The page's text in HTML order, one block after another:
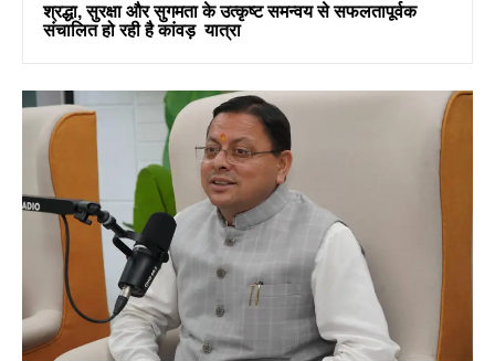
श्रद्धा, सुरक्षा और सुगमता के उत्कृष्ट समन्वय से सफलतापूर्वक
संचालित हो रही है कांवड़ यात्रा